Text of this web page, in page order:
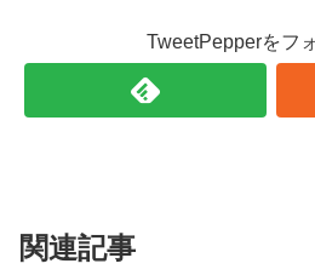
TweetPepperをフ
関連記事